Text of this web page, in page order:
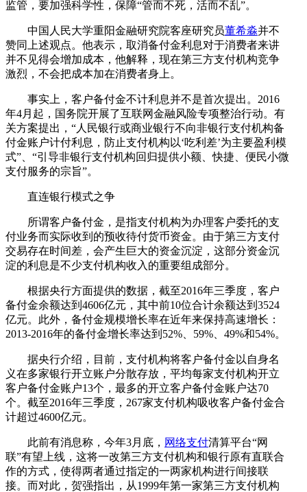
监管，要加强科学性，保障“管而不死，活而不乱”。
中国人民大学重阳金融研究院客座研究员董希淼并不
赞同上述观点。他表示，取消备付金利息对于消费者来讲
并不见得会增加成本，他解释，现在第三方支付机构竞争
激烈，不会把成本加在消费者身上。
事实上，客户备付金不计利息并不是首次提出。2016
年4月起，国务院开展了互联网金融风险专项整治行动。有
关方案提出，“人民银行或商业银行不向非银行支付机构备
付金账户计付利息，防止支付机构以‘吃利差’为主要盈利模
式”、“引导非银行支付机构回归提供小额、快捷、便民小微
支付服务的宗旨”。
直连银行模式之争
所谓客户备付金，是指支付机构为办理客户委托的支
付业务而实际收到的预收待付货币资金。由于第三方支付
交易存在时间差，会产生巨大的资金沉淀，这部分资金沉
淀的利息是不少支付机构收入的重要组成部分。
根据央行方面提供的数据，截至2016年三季度，客户
备付金余额达到4606亿元，其中前10位合计余额达到3524
亿元。此外，备付金规模增长率在近年来保持高速增长：
2013-2016年的备付金增长率达到52%、59%、49%和54%。
据央行介绍，目前，支付机构将客户备付金以自身名
义在多家银行开立账户分散存放，平均每家支付机构开立
客户备付金账户13个，最多的开立客户备付金账户达70
个。截至2016年三季度，267家支付机构吸收客户备付金合
计超过4600亿元。
此前有消息称，今年3月底， 网络支付清算平台“网
联”有望上线，这将一改第三方支付机构和银行原有直联合
作的方式，使得两者通过指定的一两家机构进行间接联
接。而对此，贺强指出，从1999年第一家第三方支付机构